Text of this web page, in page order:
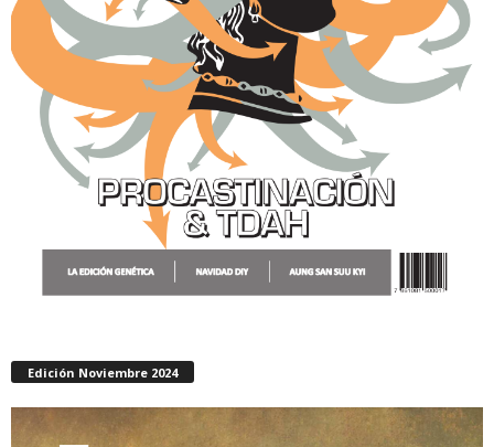
Edición Noviembre 2024